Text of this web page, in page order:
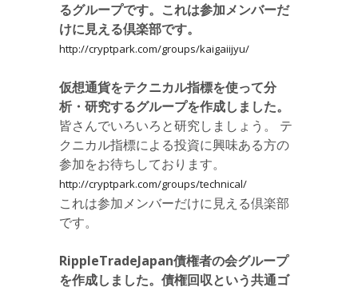
るグループです。これは参加メンバーだ
けに見える倶楽部です。
http://cryptpark.com/groups/kaigaiijyu/
仮想通貨をテクニカル指標を使って分
析・研究するグループを作成しました。
皆さんでいろいろと研究しましょう。 テ
クニカル指標による投資に興味ある方の
参加をお待ちしております。
http://cryptpark.com/groups/technical/
これは参加メンバーだけに見える倶楽部
です。
RippleTradeJapan債権者の会グループ
を作成しました。債権回収という共通ゴ